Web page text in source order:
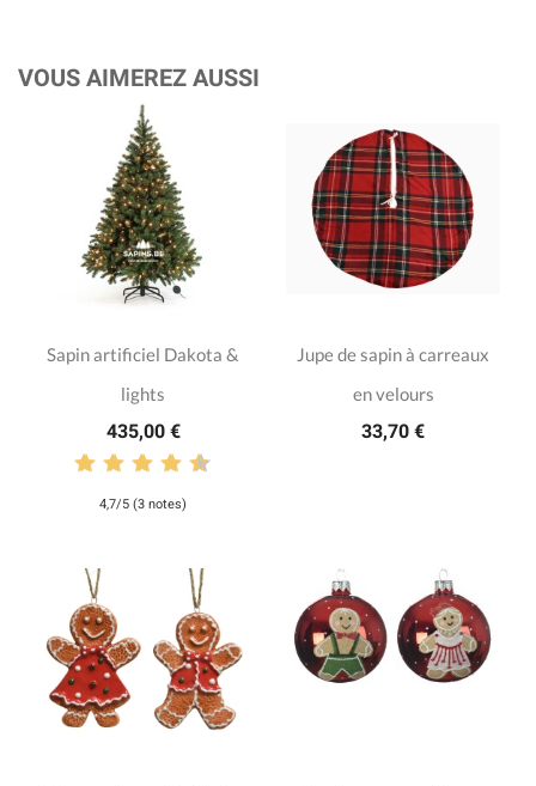
VOUS AIMEREZ AUSSI
Sapin artificiel Dakota &
lights
435,00 €
4,7/5 (3 notes)
Jupe de sapin à carreaux
en velours
33,70 €